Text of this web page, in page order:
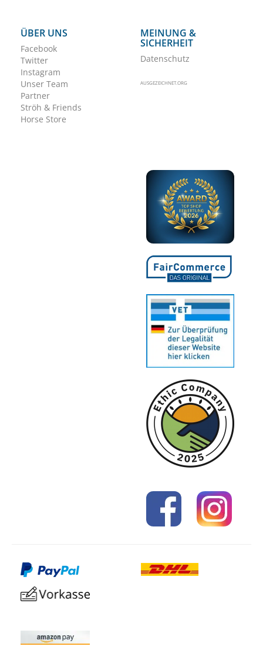
ÜBER UNS
Facebook
Twitter
Instagram
Unser Team
Partner
Ströh & Friends
Horse Store
MEINUNG &
SICHERHEIT
Datenschutz
AUSGEZEICHNET.ORG